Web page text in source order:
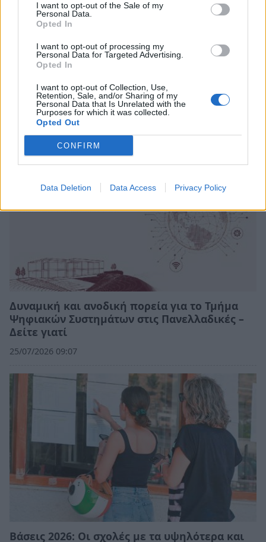
I want to opt-out of the Sale of my
Personal Data.
Opted In
I want to opt-out of processing my
Personal Data for Targeted Advertising.
Opted In
I want to opt-out of Collection, Use,
Retention, Sale, and/or Sharing of my
Personal Data that Is Unrelated with the
Purposes for which it was collected.
Opted Out
CONFIRM
Data Deletion Data Access Privacy Policy
εκπαιδευτικών για τη διαφορετικότητα και
τον σχολικό εκφοβισμό
05/08/2026 18:04
Δυναμική και ανοδική πορεία για το Τμήμα
Ψηφιακών Συστημάτων στις Πανελλαδικές –
Δείτε γιατί
25/07/2026 09:07
Βάσεις 2026: Οι σχολές με τα υψηλότερα και